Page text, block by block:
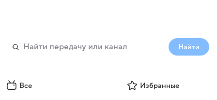
Найти
Все Избранные